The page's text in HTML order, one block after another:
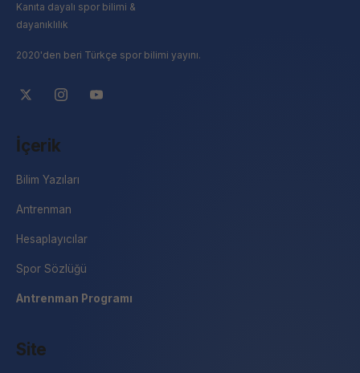
Kanıta dayalı spor bilimi &
dayanıklılık
2020'den beri Türkçe spor bilimi yayını.
İçerik
Bilim Yazıları
Antrenman
Hesaplayıcılar
Spor Sözlüğü
Antrenman Programı
Site